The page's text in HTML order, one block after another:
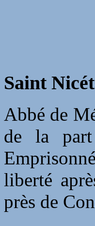
Saint
Abbé de
de la part
liberté
près de